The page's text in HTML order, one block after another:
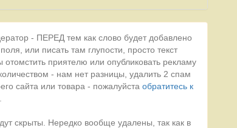
- ПЕРЕД тем как слово будет добавлено
или писать там глупости, просто текст
приятелю или опубликовать рекламу
- нам нет разницы, удалить 2 спам
сайта или товара - пожалуйста обратитесь к
скрыты. Нередко вообще удалены, так как в